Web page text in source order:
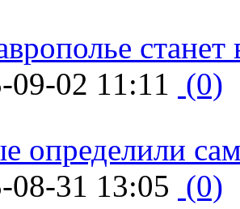
09-02 11:11 (0)
определили
08-31 13:05 (0)